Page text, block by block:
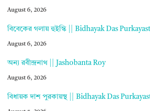
August 6, 2026
বিবেকের গলায় হুইস্কি || Bidhayak Das
August 6, 2026
অন্য রবীন্দ্রনাথ || Jashobanta Roy
August 6, 2026
বিধায়ক দাশ পুরকায়স্থ || Bidhayak Das